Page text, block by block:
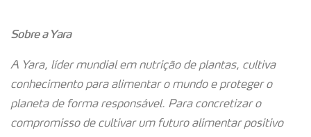
Sobre a Yara
A Yara, líder mundial em nutrição de plantas, cultiva
conhecimento para alimentar o mundo e proteger o
planeta de forma responsável. Para concretizar o
compromisso de cultivar um futuro alimentar positivo